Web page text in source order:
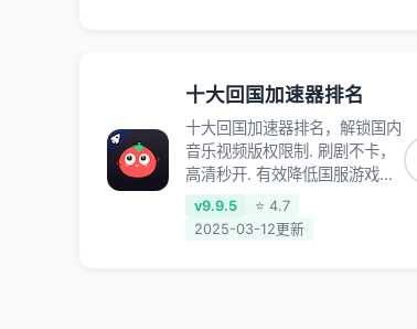
制，带你穿梭加速回国。目前已
有上百万用户，用户整体好评
95%以上，一对一在线客服支
持，保障你的使用体验。
十大回国加速器排名
十大回国加速器排名，解锁国内
音乐视频版权限制. 刷剧不卡，
高清秒开. 有效降低国服游戏延
迟. 提升国内主流应用访问速度
; 独创加速黑科技 · 海量边缘. 动
v9.9.5
⭐ 4.7
2025-03-12更新